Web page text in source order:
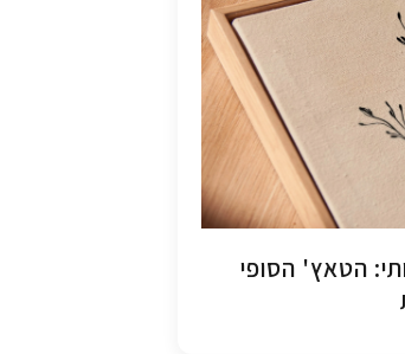
הטאץ' הסופי